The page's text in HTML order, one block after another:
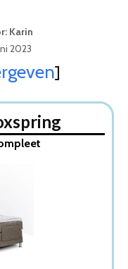
Karin
2023
]